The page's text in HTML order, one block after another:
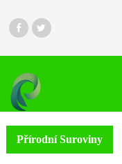
Přírodní Suroviny